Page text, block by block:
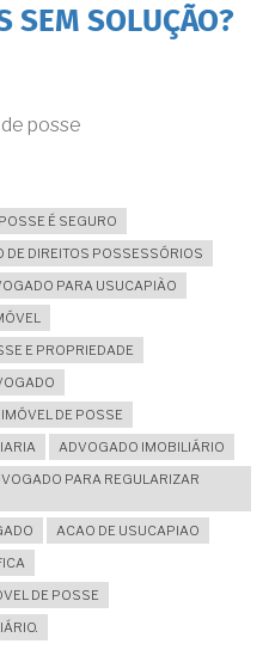
SEM SOLUÇÃO?
É SEGURO
DE DIREITOS POSSESSÓRIOS
PARA USUCAPIÃO
E PROPRIEDADE
DE POSSE
ADVOGADO IMOBILIÁRIO
PARA REGULARIZAR
ACAO DE USUCAPIAO
DE POSSE